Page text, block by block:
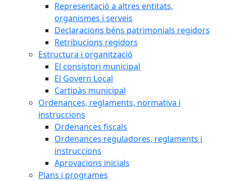
Representació a altres entitats,
organismes i serveis
Declaracions béns patrimonials regidors
Retribucions regidors
Estructura i organització
El consistori municipal
El Govern Local
Cartipàs municipal
Ordenances, reglaments, normativa i
instruccions
Ordenances fiscals
Ordenances reguladores, reglaments i
instruccions
Aprovacions inicials
Plans i programes